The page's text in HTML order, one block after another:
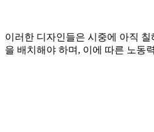
이러한 디자인들은 시중에 아직
을 배치해야 하며, 이에 따른 노동